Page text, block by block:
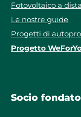
Fotovoltaico a
Le nostre guide
Progetti di
Progetto
Socio